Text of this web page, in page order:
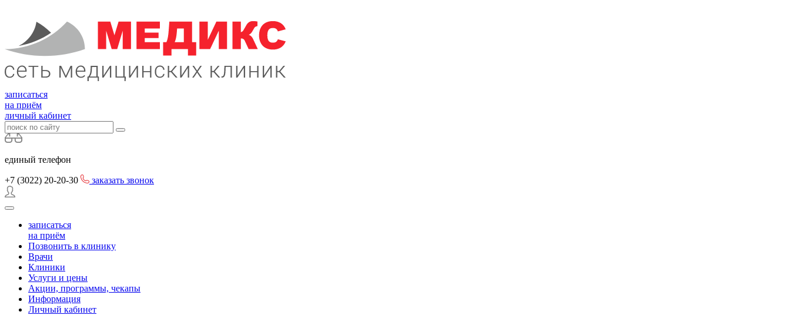
записаться
на приём
личный кабинет
единый телефон
+7 (3022) 20-20-30 заказать звонок
записаться
на приём
Позвонить в клинику
Врачи
Клиники
Услуги и цены
Акции, программы, чекапы
Информация
Личный кабинет